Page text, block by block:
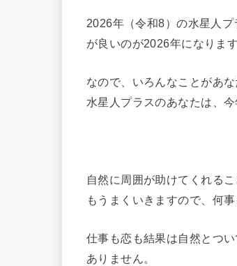
2026年（令和8）の水星人
が良いのが2026年になります
なので、いろんなことがあ
水星人プラスのあなたは、
自然に周囲が助けてくれる
もうまくいきますので、何
仕事も恋も結果は自然とつ
ありません。